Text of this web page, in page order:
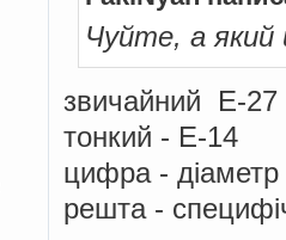
Чуйте, а який
звичайний E-27
тонкий - E-14
цифра -
решта -